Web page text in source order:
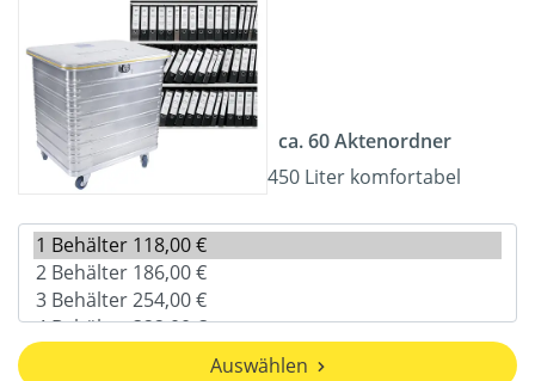
ca. 60 Aktenordner
450 Liter komfortabel
Auswählen